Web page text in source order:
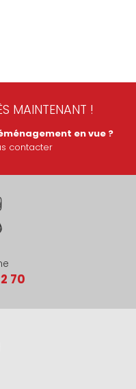
MAINTENANT !
en vue ?
contacter
70